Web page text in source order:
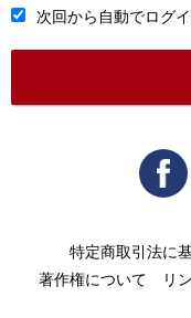
次回から自動でログ
特定商取引法に
著作権について
リ